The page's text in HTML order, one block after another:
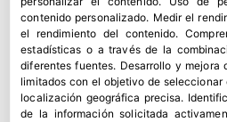
sectorial del X Foro
representatividad de una
reunir a quienes trabajan,
espacios, por una mayor
mujeres en la actividad
contenido personalizado. Medir el
el rendimiento del contenido.
estadísticas o a través de la
diferentes fuentes. Desarrollo y mejora
limitados con el objetivo de seleccionar
localización geográfica precisa.
de la información solicitada